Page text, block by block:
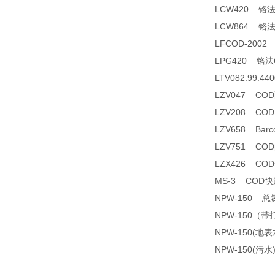
LCW420 铬法
LCW864 铬法
LFCOD-2002
LPG420 铬法
LZV047 COD
LZV208
LZV658
LZV751 COD
LZX426 COD
MS-3 COD快
NPW-150 总
NPW-150（带
NPW-150(地
NPW-150(污